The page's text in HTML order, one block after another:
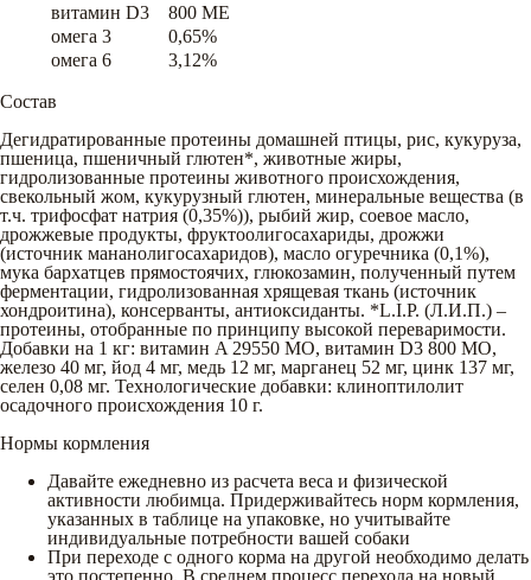
витамин D3
800 ME
омега 3
0,65%
омега 6
3,12%
Состав
Дегидратированные протеины домашней птицы, рис, кукуруза,
пшеница, пшеничный глютен*, животные жиры,
гидролизованные протеины животного происхождения,
свекольный жом, кукурузный глютен, минеральные вещества (в
т.ч. трифосфат натрия (0,35%)), рыбий жир, соевое масло,
дрожжевые продукты, фруктоолигосахариды, дрожжи
(источник мананолигосахаридов), масло огуречника (0,1%),
мука бархатцев прямостоячих, глюкозамин, полученный путем
ферментации, гидролизованная хрящевая ткань (источник
хондроитина), консерванты, антиоксиданты. *L.I.P. (Л.И.П.) –
протеины, отобранные по принципу высокой переваримости.
Добавки на 1 кг: витамин A 29550 MO, витамин D3 800 MO,
железо 40 мг, йод 4 мг, медь 12 мг, марганец 52 мг, цинк 137 мг,
селен 0,08 мг. Технологические добавки: клиноптилолит
осадочного происхождения 10 г.
Нормы кормления
Давайте ежедневно из расчета веса и физической
активности любимца. Придерживайтесь норм кормления,
указанных в таблице на упаковке, но учитывайте
индивидуальные потребности вашей собаки
При переходе с одного корма на другой необходимо делать
это постепенно. В среднем процесс перехода на новый